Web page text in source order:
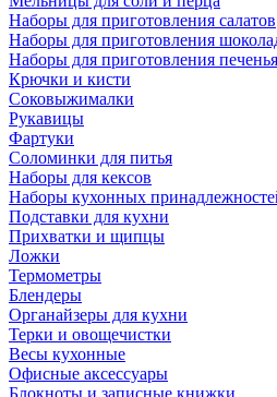
Наборы для приготовления салатов
Наборы для приготовления
Наборы для приготовления печенья
Крючки и кисти
Соковыжималки
Рукавицы
Фартуки
Соломинки для питья
Наборы для кексов
Наборы кухонных
Подставки для кухни
Прихватки и щипцы
Ложки
Термометры
Блендеры
Органайзеры для кухни
Терки и овощечистки
Весы кухонные
Офисные аксессуары
Блокноты и записные книжки